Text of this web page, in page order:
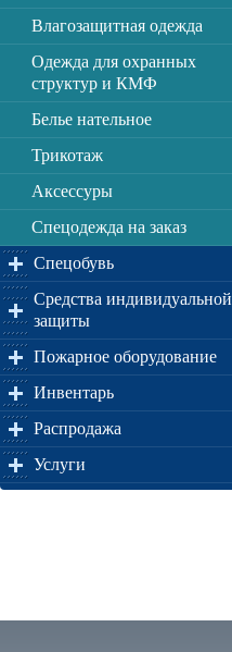
Влагозащитная одежда
Одежда для охранных
структур и КМФ
Белье нательное
Трикотаж
Аксессуры
Спецодежда на заказ
Спецобувь
Средства индивидуальной
защиты
Пожарное оборудование
Инвентарь
Распродажа
Услуги